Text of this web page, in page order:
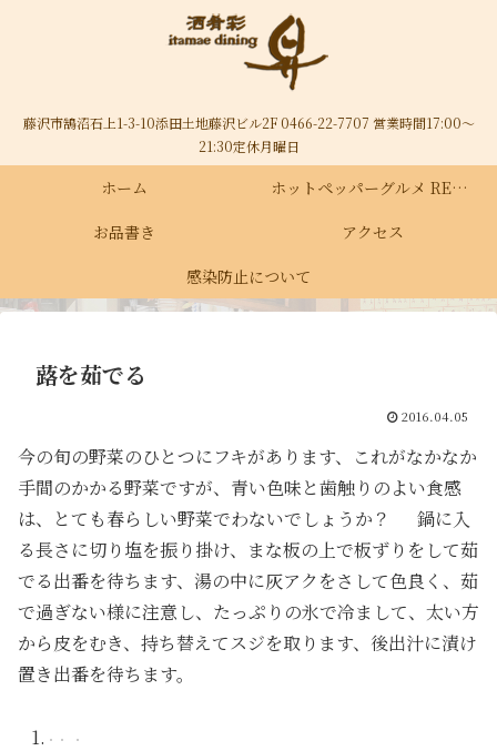
藤沢市鵠沼石上1-3-10添田土地藤沢ビル2F 0466-22-7707 営業時間17:00～
21:30定休月曜日
ホーム
ホットペッパーグルメ RECRUIT
お品書き
アクセス
感染防止について
蕗を茹でる
2016.04.05
今の旬の野菜のひとつにフキがあります、これがなかなか
手間のかかる野菜ですが、青い色味と歯触りのよい食感
は、とても春らしい野菜でわないでしょうか？ 鍋に入
る長さに切り塩を振り掛け、まな板の上で板ずりをして茹
でる出番を待ちます、湯の中に灰アクをさして色良く、茹
で過ぎない様に注意し、たっぷりの氷で冷まして、太い方
から皮をむき、持ち替えてスジを取ります、後出汁に漬け
置き出番を待ちます。